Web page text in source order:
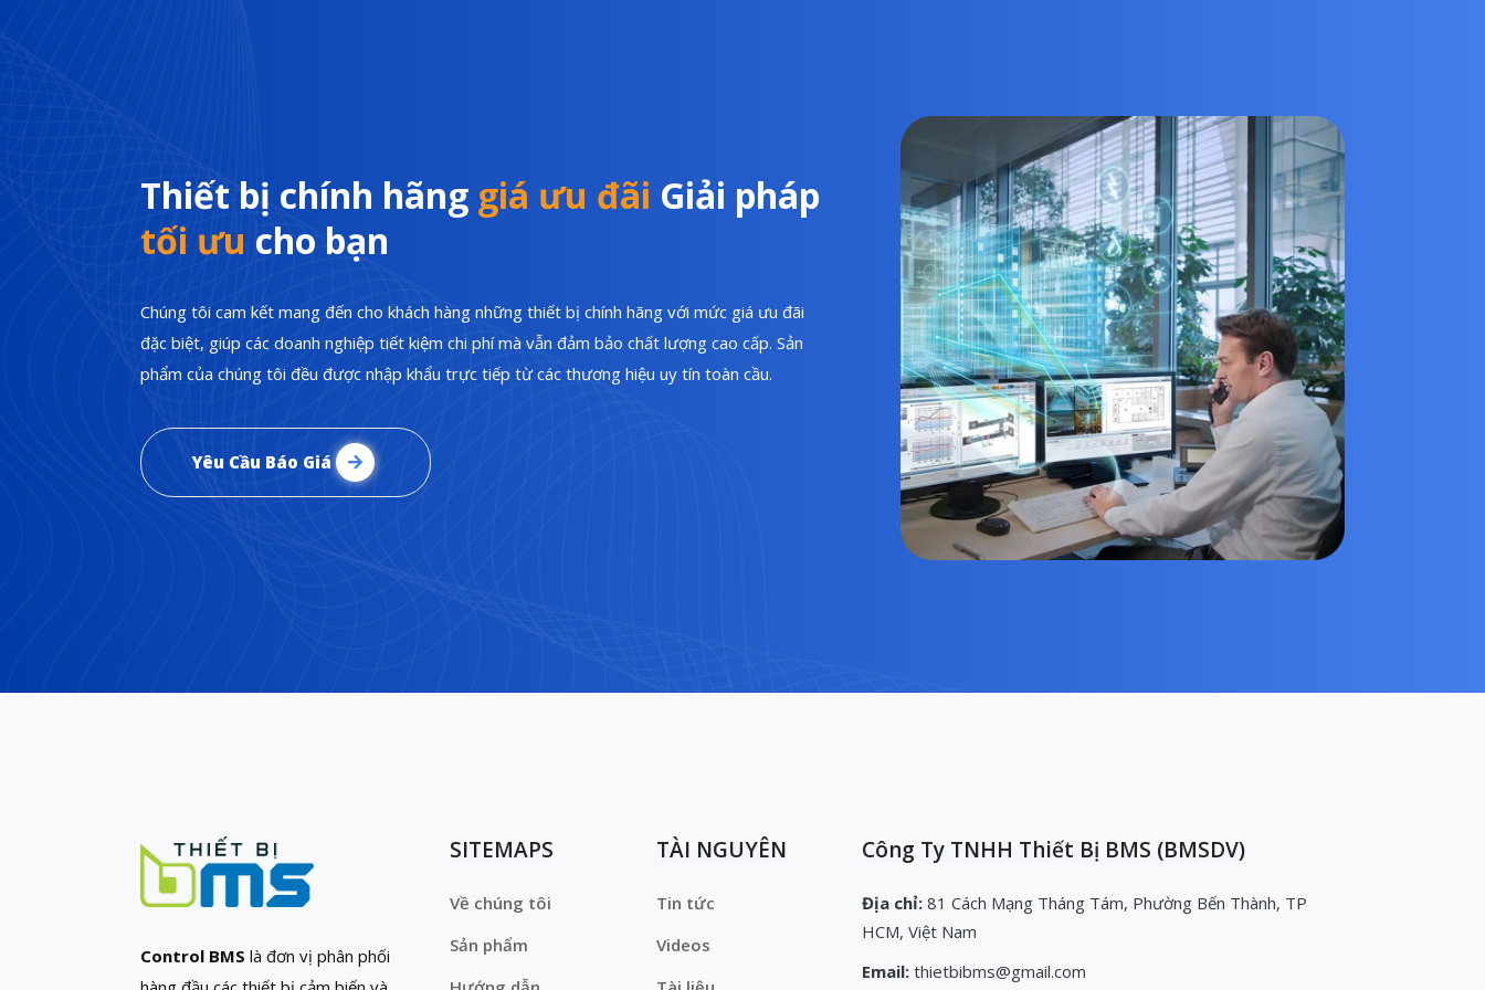
Thiết bị chính hãng giá ưu đãi Giải pháp
tối ưu cho bạn
Chúng tôi cam kết mang đến cho khách hàng những thiết bị chính hãng với mức giá ưu đãi
đặc biệt, giúp các doanh nghiệp tiết kiệm chi phí mà vẫn đảm bảo chất lượng cao cấp. Sản
phẩm của chúng tôi đều được nhập khẩu trực tiếp từ các thương hiệu uy tín toàn cầu.
Yêu Cầu Báo Giá
Control BMS là đơn vị phân phối
SITEMAPS
Về chúng tôi
Sản phẩm
TÀI NGUYÊN
Tin tức
Videos
Công Ty TNHH Thiết Bị BMS (BMSDV)
Địa chỉ: 81 Cách Mạng Tháng Tám, Phường Bến Thành, TP
HCM, Việt Nam
Email: thietbibms@gmail.com